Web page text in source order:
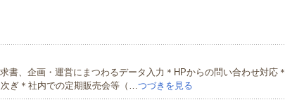
書、企画・運営にまつわるデータ入力＊HPからの問い合わせ対応＊
ぎ＊社内での定期販売会等（…つづきを見る